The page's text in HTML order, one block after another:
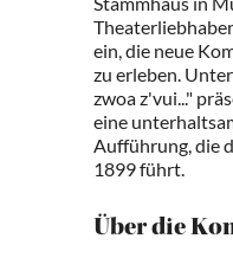
ein, die neue
zu erleben.
zwoa z'vui..."
eine
Aufführung, die
1899 führt.
Über die